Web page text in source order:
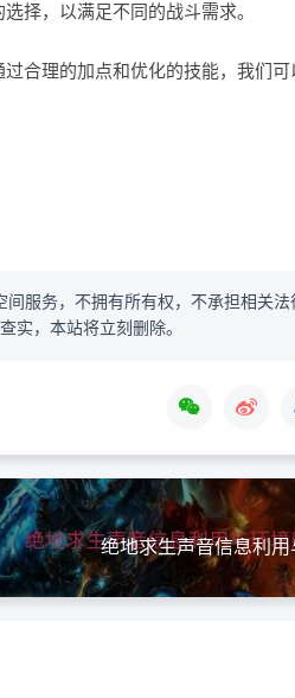
择，以满足不同的战斗需求。
合理的加点和优化的技能，我们可
服务，不拥有所有权，不承担相关法
实，本站将立刻删除。
绝地求生声音信息利